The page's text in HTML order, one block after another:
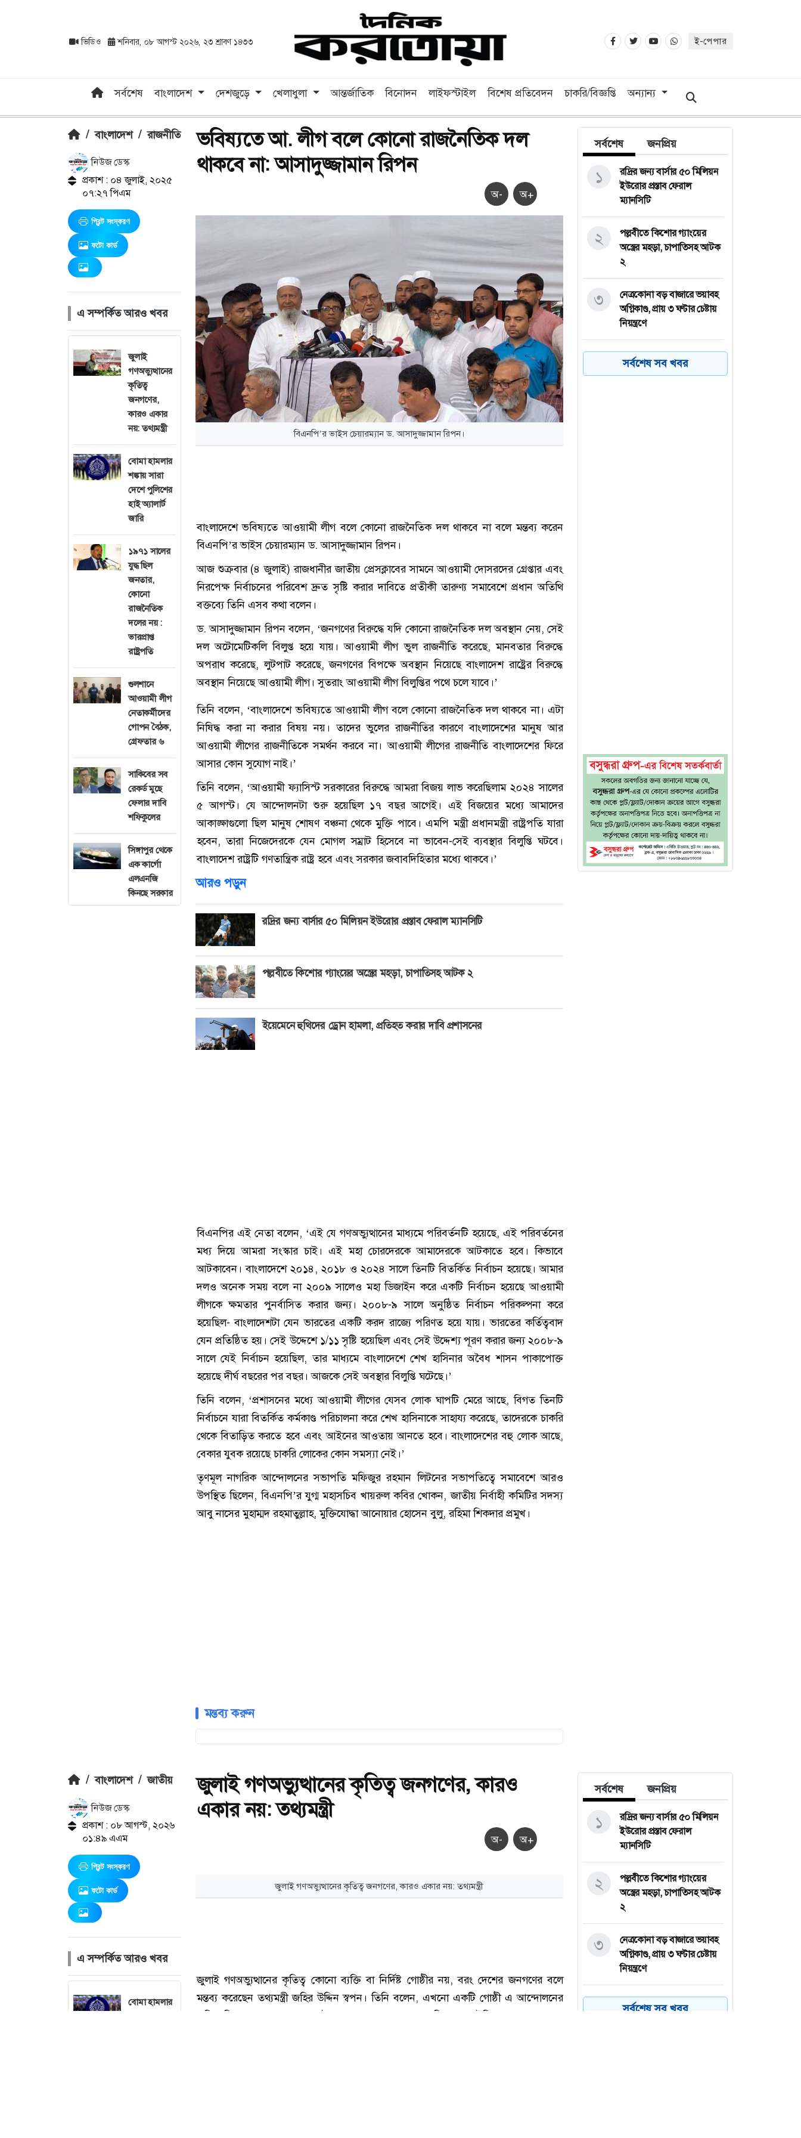
ভিডিও শনিবার, ০৮ আগস্ট ২০২৬, ২৩ শ্রাবণ ১৪৩৩ ই-পেপার
সর্বশেষ বাংলাদেশ দেশজুড়ে খেলাধুলা আন্তর্জাতিক বিনোদন লাইফস্টাইল বিশেষ প্রতিবেদন চাকরি/বিজ্ঞপ্তি অন্যান্য
/ বাংলাদেশ / রাজনীতি
নিউজ ডেস্ক
প্রকাশ : ০৪ জুলাই, ২০২৫
০৭:২৭ পিএম
প্রিন্ট সংস্করণ
ফটো কার্ড
এ সম্পর্কিত আরও খবর
জুলাই
গণঅভ্যুত্থানের
কৃতিত্ব
জনগণের,
কারও একার
নয়: তথ্যমন্ত্রী
বোমা হামলার
শঙ্কায় সারা
দেশে পুলিশের
হাই অ্যালার্ট
জারি
১৯৭১ সালের
যুদ্ধ ছিল
জনতার,
কোনো
রাজনৈতিক
দলের নয় :
ভারপ্রাপ্ত
রাষ্ট্রপতি
গুলশানে
আওয়ামী লীগ
নেতাকর্মীদের
গোপন বৈঠক,
গ্রেফতার ৬
সাকিবের সব
রেকর্ড মুছে
ফেলার দাবি
শফিকুলের
সিঙ্গাপুর থেকে
এক কার্গো
এলএনজি
কিনছে সরকার
ভবিষ্যতে আ. লীগ বলে কোনো রাজনৈতিক দল
থাকবে না: আসাদুজ্জামান রিপন
অ- অ+
বিএনপি’র ভাইস চেয়ারম্যান ড. আসাদুজ্জামান রিপন।
বাংলাদেশে ভবিষ্যতে আওয়ামী লীগ বলে কোনো রাজনৈতিক দল থাকবে না বলে মন্তব্য করেন
বিএনপি’র ভাইস চেয়ারম্যান ড. আসাদুজ্জামান রিপন।
আজ শুক্রবার (৪ জুলাই) রাজধানীর জাতীয় প্রেসক্লাবের সামনে আওয়ামী দোসরদের গ্রেপ্তার এবং
নিরপেক্ষ নির্বাচনের পরিবেশ দ্রুত সৃষ্টি করার দাবিতে প্রতীকী তারুণ্য সমাবেশে প্রধান অতিথি
বক্তব্যে তিনি এসব কথা বলেন।
ড. আসাদুজ্জামান রিপন বলেন, ‘জনগণের বিরুদ্ধে যদি কোনো রাজনৈতিক দল অবস্থান নেয়, সেই
দল অটোমেটিকলি বিলুপ্ত হয়ে যায়। আওয়ামী লীগ ভুল রাজনীতি করেছে, মানবতার বিরুদ্ধে
অপরাধ করেছে, লুটপাট করেছে, জনগণের বিপক্ষে অবস্থান নিয়েছে বাংলাদেশ রাষ্ট্রের বিরুদ্ধে
অবস্থান নিয়েছে আওয়ামী লীগ। সুতরাং আওয়ামী লীগ বিলুপ্তির পথে চলে যাবে।’
তিনি বলেন, ‘বাংলাদেশে ভবিষ্যতে আওয়ামী লীগ বলে কোনো রাজনৈতিক দল থাকবে না। এটা
নিষিদ্ধ করা না করার বিষয় নয়। তাদের ভুলের রাজনীতির কারণে বাংলাদেশের মানুষ আর
আওয়ামী লীগের রাজনীতিকে সমর্থন করবে না। আওয়ামী লীগের রাজনীতি বাংলাদেশের ফিরে
আসার কোন সুযোগ নাই।’
তিনি বলেন, ‘আওয়ামী ফ্যাসিস্ট সরকারের বিরুদ্ধে আমরা বিজয় লাভ করেছিলাম ২০২৪ সালের
৫ আগস্ট। যে আন্দোলনটা শুরু হয়েছিল ১৭ বছর আগেই। এই বিজয়ের মধ্যে আমাদের
আকাঙ্ক্ষাগুলো ছিল মানুষ শোষণ বঞ্চনা থেকে মুক্তি পাবে। এমপি মন্ত্রী প্রধানমন্ত্রী রাষ্ট্রপতি যারা
হবেন, তারা নিজেদেরকে যেন মোগল সম্রাট হিসেবে না ভাবেন-সেই ব্যবস্থার বিলুপ্তি ঘটবে।
বাংলাদেশ রাষ্ট্রটি গণতান্ত্রিক রাষ্ট্র হবে এবং সরকার জবাবদিহিতার মধ্যে থাকবে।’
আরও পড়ুন
রদ্রির জন্য বার্সার ৫০ মিলিয়ন ইউরোর প্রস্তাব ফেরাল ম্যানসিটি
পল্লবীতে কিশোর গ্যাংয়ের অস্ত্রের মহড়া, চাপাতিসহ আটক ২
ইয়েমেনে হুথিদের ড্রোন হামলা, প্রতিহত করার দাবি প্রশাসনের
বিএনপির এই নেতা বলেন, ‘এই যে গণঅভ্যুত্থানের মাধ্যমে পরিবর্তনটি হয়েছে, এই পরিবর্তনের
মধ্য দিয়ে আমরা সংস্কার চাই। এই মহা চোরদেরকে আমাদেরকে আটকাতে হবে। কিভাবে
আটকাবেন। বাংলাদেশে ২০১৪, ২০১৮ ও ২০২৪ সালে তিনটি বিতর্কিত নির্বাচন হয়েছে। আমার
দলও অনেক সময় বলে না ২০০৯ সালেও মহা ডিজাইন করে একটি নির্বাচন হয়েছে আওয়ামী
লীগকে ক্ষমতার পুনর্বাসিত করার জন্য। ২০০৮-৯ সালে অনুষ্ঠিত নির্বাচন পরিকল্পনা করে
হয়েছিল- বাংলাদেশটা যেন ভারতের একটি করদ রাজ্যে পরিণত হয়ে যায়। ভারতের কর্তিত্ববাদ
যেন প্রতিষ্ঠিত হয়। সেই উদ্দেশে ১/১১ সৃষ্টি হয়েছিল এবং সেই উদ্দেশ্য পূরণ করার জন্য ২০০৮-৯
সালে যেই নির্বাচন হয়েছিল, তার মাধ্যমে বাংলাদেশে শেখ হাসিনার অবৈধ শাসন পাকাপোক্ত
হয়েছে দীর্ঘ বছরের পর বছর। আজকে সেই অবস্থার বিলুপ্তি ঘটেছে।’
তিনি বলেন, ‘প্রশাসনের মধ্যে আওয়ামী লীগের যেসব লোক ঘাপটি মেরে আছে, বিগত তিনটি
নির্বাচনে যারা বিতর্কিত কর্মকাণ্ড পরিচালনা করে শেখ হাসিনাকে সাহায্য করেছে, তাদেরকে চাকরি
থেকে বিতাড়িত করতে হবে এবং আইনের আওতায় আনতে হবে। বাংলাদেশের বহু লোক আছে,
বেকার যুবক রয়েছে চাকরি লোকের কোন সমস্যা নেই।’
তৃণমূল নাগরিক আন্দোলনের সভাপতি মফিজুর রহমান লিটনের সভাপতিত্বে সমাবেশে আরও
উপস্থিত ছিলেন, বিএনপি’র যুগ্ম মহাসচিব খায়রুল কবির খোকন, জাতীয় নির্বাহী কমিটির সদস্য
আবু নাসের মুহাম্মদ রহমাতুল্লাহ, মুক্তিযোদ্ধা আনোয়ার হোসেন বুলু, রহিমা শিকদার প্রমুখ।
মন্তব্য করুন
সর্বশেষ জনপ্রিয়
রদ্রির জন্য বার্সার ৫০ মিলিয়ন
ইউরোর প্রস্তাব ফেরাল
ম্যানসিটি
১
পল্লবীতে কিশোর গ্যাংয়ের
অস্ত্রের মহড়া, চাপাতিসহ আটক
২
২
নেত্রকোনা বড় বাজারে ভয়াবহ
অগ্নিকাণ্ড, প্রায় ৩ ঘণ্টার চেষ্টায়
নিয়ন্ত্রণে
৩
কয়েক ডজন
অভিবাসনপ্রত্যাশীকে উদ্ধার
সর্বশেষ সব খবর
/ বাংলাদেশ / জাতীয়
নিউজ ডেস্ক
প্রকাশ : ০৮ আগস্ট, ২০২৬
০১:৪৯ এএম
প্রিন্ট সংস্করণ
ফটো কার্ড
এ সম্পর্কিত আরও খবর
বোমা হামলার
জুলাই গণঅভ্যুত্থানের কৃতিত্ব জনগণের, কারও
একার নয়: তথ্যমন্ত্রী
অ- অ+
সর্বশেষ জনপ্রিয়
রদ্রির জন্য বার্সার ৫০ মিলিয়ন
ইউরোর প্রস্তাব ফেরাল
ম্যানসিটি
১
পল্লবীতে কিশোর গ্যাংয়ের
অস্ত্রের মহড়া, চাপাতিসহ আটক
২
২
নেত্রকোনা বড় বাজারে ভয়াবহ
অগ্নিকাণ্ড, প্রায় ৩ ঘণ্টার চেষ্টায়
নিয়ন্ত্রণে
৩
কয়েক ডজন
সর্বশেষ সব খবর